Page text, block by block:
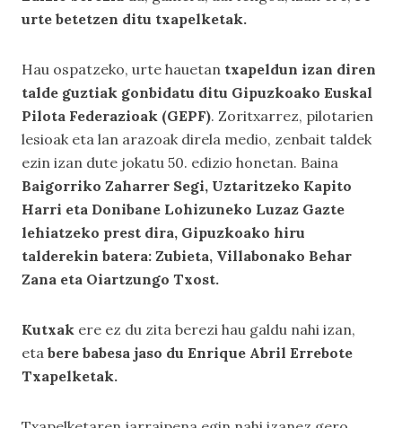
urte betetzen ditu txapelketak.
Hau ospatzeko, urte hauetan txapeldun izan diren
talde guztiak gonbidatu ditu Gipuzkoako Euskal
Pilota Federazioak (GEPF). Zoritxarrez, pilotarien
lesioak eta lan arazoak direla medio, zenbait taldek
ezin izan dute jokatu 50. edizio honetan. Baina
Baigorriko Zaharrer Segi, Uztaritzeko Kapito
Harri eta Donibane Lohizuneko Luzaz Gazte
lehiatzeko prest dira, Gipuzkoako hiru
talderekin batera: Zubieta, Villabonako Behar
Zana eta Oiartzungo Txost.
Kutxak ere ez du zita berezi hau galdu nahi izan,
eta bere babesa jaso du Enrique Abril Errebote
Txapelketak.